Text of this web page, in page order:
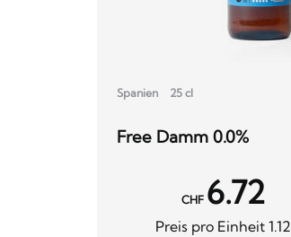
Spanien 25 cl
Free Damm 0.0%
CHF 6.72
Preis pro Einheit 1.12